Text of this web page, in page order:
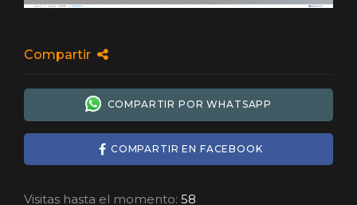
Compartir
COMPARTIR POR WHATSAPP
COMPARTIR EN FACEBOOK
Visitas hasta el momento: 58